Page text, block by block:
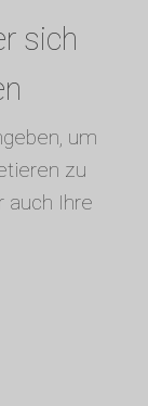
sich
um
zu
auch Ihre